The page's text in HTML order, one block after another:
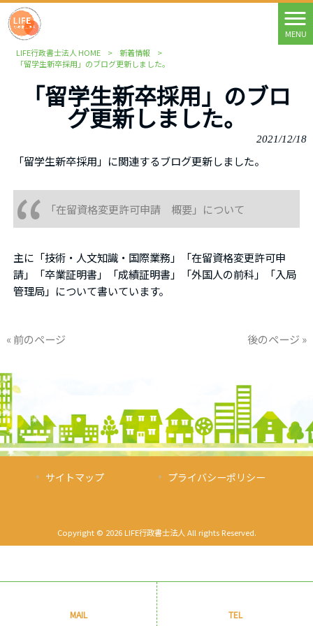
MENU
LIFE行政書士法人 HOME
> 新着情報
>
「留学生新卒採用」のブログ更新しました。
「留学生新卒採用」のブロ
グ更新しました。
2021/12/18
「留学生新卒採用」に関連するブログ更新しました。
「在留資格変更許可申請 概要」について
主に「技術・人文知識・国際業務」「在留資格変更許可申
請」「卒業証明書」「成績証明書」「外国人の前科」「入局
管理局」について書いています。
« 前のページ 後のページ »
サイトマップ プライバシーポリシー
Copyright © 2026 LIFE行政書士法人 All rights Reserved.
MAIL TEL